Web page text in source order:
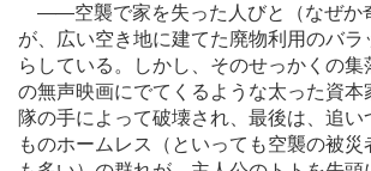
――空襲で家を失った人びと（なぜか
が、広い空き地に建てた廃物利用のバラ
らしている。しかし、そのせっかくの集
の無声映画にでてくるような太った資本
隊の手によって破壊され、最後は、追い
ものホームレス（といっても空襲の被災